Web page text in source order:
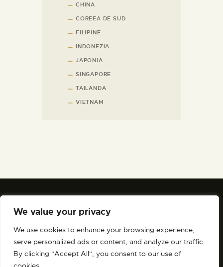
We value your privacy
We use cookies to enhance your browsing experience,
serve personalized ads or content, and analyze our traffic.
By clicking "Accept All", you consent to our use of
CHINA
COREEA DE SUD
FILIPINE
INDONEZIA
JAPONIA
SINGAPORE
TAILANDA
VIETNAM